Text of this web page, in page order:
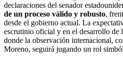
declaraciones del senador
de un proceso válido y robusto,
desde el gobierno actual. La
escrutinio oficial y en el desarrollo de
donde la observación internacional,
Moreno, seguirá jugando un rol